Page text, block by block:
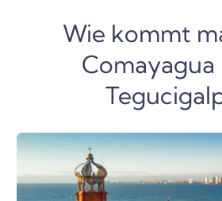
Wie kommt
Comayagua